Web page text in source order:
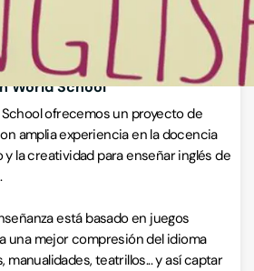
Llamar ahora
World School
School ofrecemos un proyecto de
amplia experiencia en la docencia
y la creatividad para enseñar inglés de
está basado en juegos
una mejor compresión del idioma
teatrillos... y así captar